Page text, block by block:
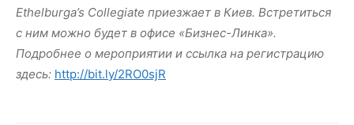
Ethelburga’s Collegiate приезжает в Киев. Встретиться
с ним можно будет в офисе «Бизнес-Линка».
Подробнее о мероприятии и ссылка на регистрацию
здесь: http://bit.ly/2RO0sjR